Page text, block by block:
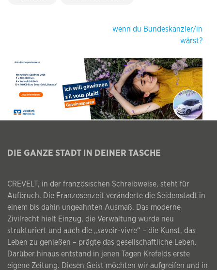
wenn du Bundeskanzler/in
wärst?
DIE GANZE STADT IN DEINER TASCHE
CREVELT, in der französischen Schreibweise, steht für
Aufbruch. Die Franzosenzeit veränderte die Seidenstadt in
einem bis dahin ungeahnten Ausmaß. Das moderne
Zivilrecht hielt Einzug, die Verwaltung wurde neu
strukturiert und auch die „savoir-vivre“ – die Kunst, das
Leben zu genießen – prägte das gesellschaftliche Leben.
Darüber hinaus entstand in jenen Tagen Krefelds erste
eigene Zeitung. Diesen Geist möchten wir aufgreifen und in